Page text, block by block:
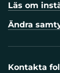
Läs om
Ändra
Kontakta